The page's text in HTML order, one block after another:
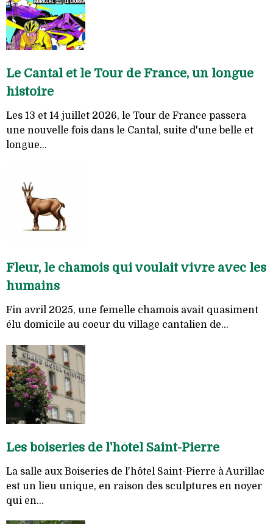
Le Cantal et le Tour de France, un longue
histoire
Les 13 et 14 juillet 2026, le Tour de France passera
une nouvelle fois dans le Cantal, suite d'une belle et
longue...
Fleur, le chamois qui voulait vivre avec les
humains
Fin avril 2025, une femelle chamois avait quasiment
élu domicile au coeur du village cantalien de...
Les boiseries de l'hôtel Saint-Pierre
La salle aux Boiseries de l'hôtel Saint-Pierre à Aurillac
est un lieu unique, en raison des sculptures en noyer
qui en...